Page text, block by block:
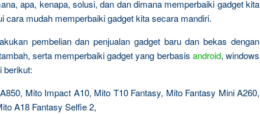
apa, kenapa, solusi, dan dan dimana memperbaiki gadget kita
cara mudah memperbaiki gadget kita secara mandiri.
pembelian dan penjualan gadget baru dan bekas dengan
serta memperbaiki gadget yang berbasis android, windows
berikut:
Mito Impact A10, Mito T10 Fantasy, Mito Fantasy Mini A260,
A18 Fantasy Selfie 2,